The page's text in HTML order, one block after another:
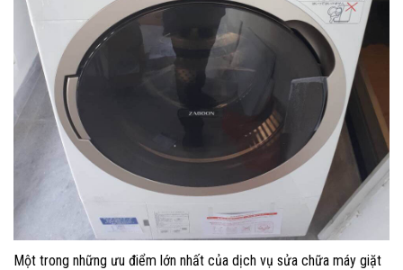
Một trong những ưu điểm lớn nhất của dịch vụ sửa chữa máy giặt